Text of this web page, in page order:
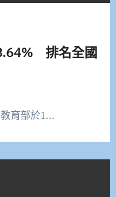
排名全國
教育部於1…